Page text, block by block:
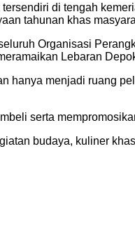
di tengah
tahunan khas
Organisasi
Lebaran
hanya menjadi ruang
serta
budaya, kuliner